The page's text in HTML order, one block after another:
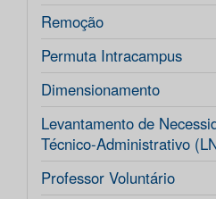
Remoção
Permuta Intracampus
Dimensionamento
Levantamento de
Técnico-Administrativo
Professor Voluntário